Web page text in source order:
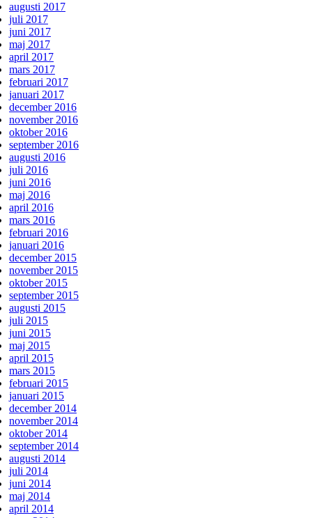
augusti 2017
juli 2017
juni 2017
maj 2017
april 2017
mars 2017
februari 2017
januari 2017
december 2016
november 2016
oktober 2016
september 2016
augusti 2016
juli 2016
juni 2016
maj 2016
april 2016
mars 2016
februari 2016
januari 2016
december 2015
november 2015
oktober 2015
september 2015
augusti 2015
juli 2015
juni 2015
maj 2015
april 2015
mars 2015
februari 2015
januari 2015
december 2014
november 2014
oktober 2014
september 2014
augusti 2014
juli 2014
juni 2014
maj 2014
april 2014